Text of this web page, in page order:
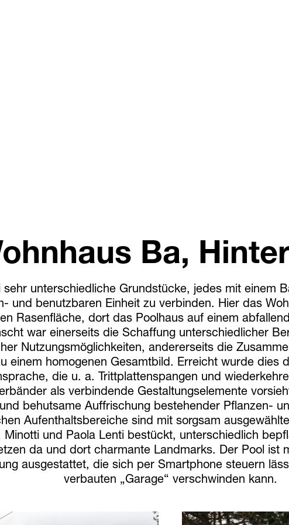
Ba,
sehr unterschiedliche Grundstücke, jedes mit einem
und benutzbaren Einheit zu verbinden. Hier das
Rasenfläche, dort das Poolhaus auf einem
war einerseits die Schaffung unterschiedlicher
Nutzungsmöglichkeiten, andererseits die
einem homogenen Gesamtbild. Erreicht wurde dies
die u. a. Trittplattenspangen und
als verbindende Gestaltungselemente
behutsame Auffrischung bestehender Pflanzen-
Aufenthaltsbereiche sind mit sorgsam
Minotti und Paola Lenti bestückt, unterschiedlich
da und dort charmante Landmarks. Der Pool ist
ausgestattet, die sich per Smartphone steuern
verbauten „Garage“ verschwinden kann.